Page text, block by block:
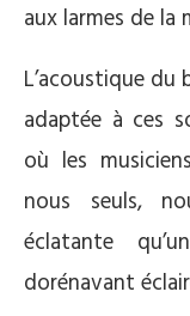
aux larmes de la
L’acoustique
adaptée à ces
où les
nous seuls,
éclatante
dorénavant